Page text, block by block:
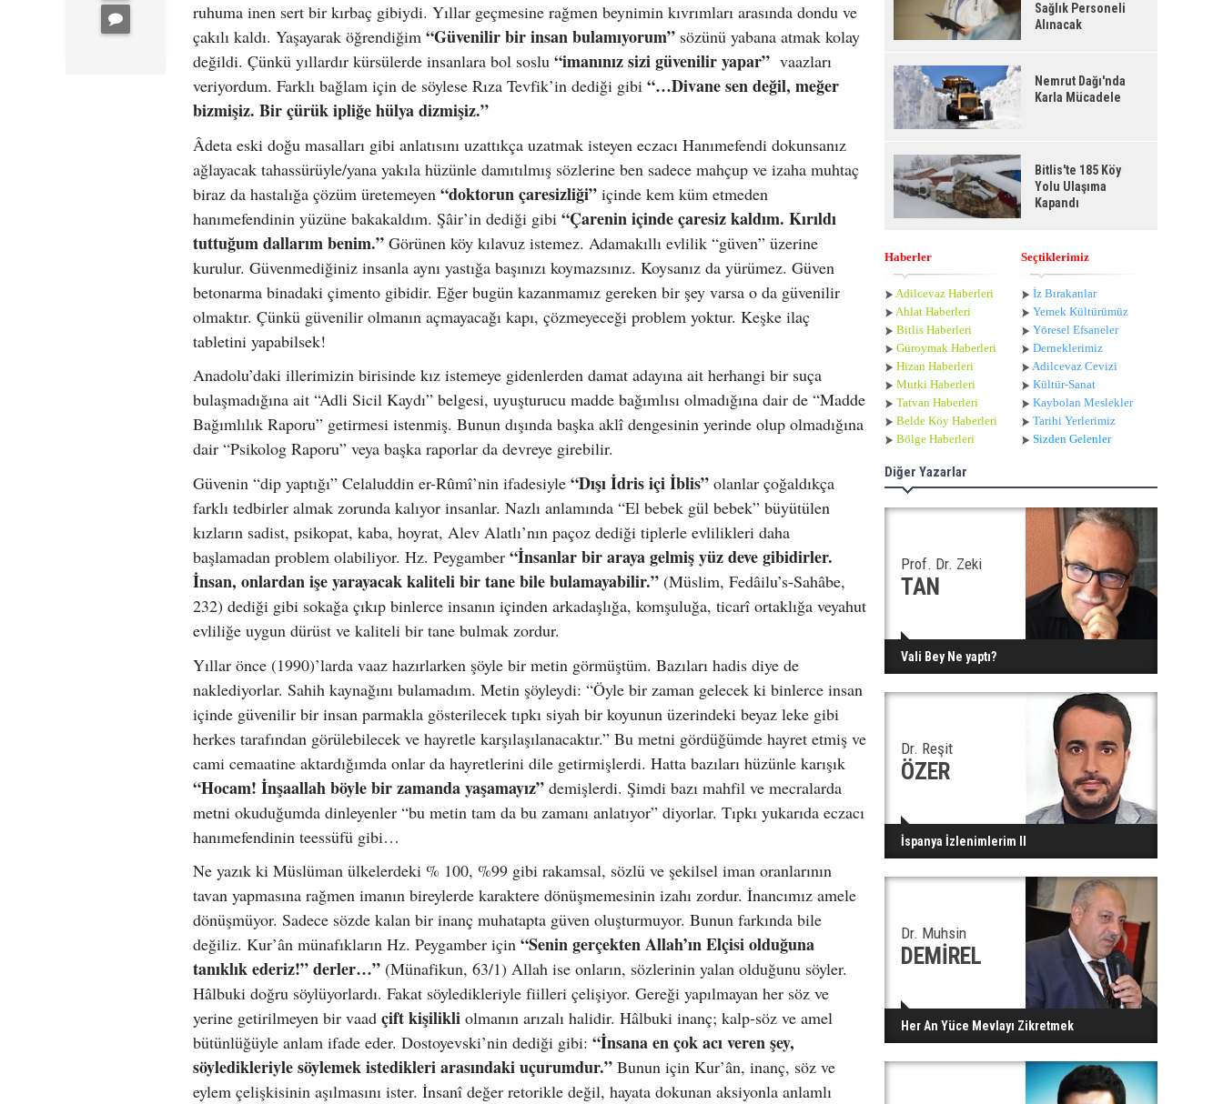
ruhuma inen sert bir kırbaç gibiydi. Yıllar geçmesine rağmen beynimin kıvrımları arasında dondu ve
çakılı kaldı. Yaşayarak öğrendiğim “Güvenilir bir insan bulamıyorum” sözünü yabana atmak kolay
değildi. Çünkü yıllardır kürsülerde insanlara bol soslu “imanınız sizi güvenilir yapar” vaazları
veriyordum. Farklı bağlam için de söylese Rıza Tevfik’in dediği gibi “…Divane sen değil, meğer
bizmişiz. Bir çürük ipliğe hülya dizmişiz.”
Âdeta eski doğu masalları gibi anlatısını uzattıkça uzatmak isteyen eczacı Hanımefendi dokunsanız
ağlayacak tahassürüyle/yana yakıla hüzünle damıtılmış sözlerine ben sadece mahçup ve izaha muhtaç
biraz da hastalığa çözüm üretemeyen “doktorun çaresizliği” içinde kem küm etmeden
hanımefendinin yüzüne bakakaldım. Şâir’in dediği gibi “Çarenin içinde çaresiz kaldım. Kırıldı
tuttuğum dallarım benim.” Görünen köy kılavuz istemez. Adamakıllı evlilik “güven” üzerine
kurulur. Güvenmediğiniz insanla aynı yastığa başınızı koymazsınız. Koysanız da yürümez. Güven
betonarma binadaki çimento gibidir. Eğer bugün kazanmamız gereken bir şey varsa o da güvenilir
olmaktır. Çünkü güvenilir olmanın açmayacağı kapı, çözmeyeceği problem yoktur. Keşke ilaç
tabletini yapabilsek!
Anadolu’daki illerimizin birisinde kız istemeye gidenlerden damat adayına ait herhangi bir suça
bulaşmadığına ait “Adli Sicil Kaydı” belgesi, uyuşturucu madde bağımlısı olmadığına dair de “Madde
Bağımlılık Raporu” getirmesi istenmiş. Bunun dışında başka aklî dengesinin yerinde olup olmadığına
dair “Psikolog Raporu” veya başka raporlar da devreye girebilir.
Güvenin “dip yaptığı” Celaluddin er-Rûmî’nin ifadesiyle “Dışı İdris içi İblis” olanlar çoğaldıkça
farklı tedbirler almak zorunda kalıyor insanlar. Nazlı anlamında “El bebek gül bebek” büyütülen
kızların sadist, psikopat, kaba, hoyrat, Alev Alatlı’nın paçoz dediği tiplerle evlilikleri daha
başlamadan problem olabiliyor. Hz. Peygamber “İnsanlar bir araya gelmiş yüz deve gibidirler.
İnsan, onlardan işe yarayacak kaliteli bir tane bile bulamayabilir.” (Müslim, Fedâilu’s-Sahâbe,
232) dediği gibi sokağa çıkıp binlerce insanın içinden arkadaşlığa, komşuluğa, ticarî ortaklığa veyahut
evliliğe uygun dürüst ve kaliteli bir tane bulmak zordur.
Yıllar önce (1990)’larda vaaz hazırlarken şöyle bir metin görmüştüm. Bazıları hadis diye de
naklediyorlar. Sahih kaynağını bulamadım. Metin şöyleydi: “Öyle bir zaman gelecek ki binlerce insan
içinde güvenilir bir insan parmakla gösterilecek tıpkı siyah bir koyunun üzerindeki beyaz leke gibi
herkes tarafından görülebilecek ve hayretle karşılaşılanacaktır.” Bu metni gördüğümde hayret etmiş ve
cami cemaatine aktardığımda onlar da hayretlerini dile getirmişlerdi. Hatta bazıları hüzünle karışık
“Hocam! İnşaallah böyle bir zamanda yaşamayız” demişlerdi. Şimdi bazı mahfil ve mecralarda
metni okuduğumda dinleyenler “bu metin tam da bu zamanı anlatıyor” diyorlar. Tıpkı yukarıda eczacı
hanımefendinin teessüfü gibi…
Ne yazık ki Müslüman ülkelerdeki % 100, %99 gibi rakamsal, sözlü ve şekilsel iman oranlarının
tavan yapmasına rağmen imanın bireylerde karaktere dönüşmemesinin izahı zordur. İnancımız amele
dönüşmüyor. Sadece sözde kalan bir inanç muhatapta güven oluşturmuyor. Bunun farkında bile
değiliz. Kur’ân münafıkların Hz. Peygamber için “Senin gerçekten Allah’ın Elçisi olduğuna
tanıklık ederiz!” derler…” (Münafikun, 63/1) Allah ise onların, sözlerinin yalan olduğunu söyler.
Hâlbuki doğru söylüyorlardı. Fakat söyledikleriyle fiilleri çelişiyor. Gereği yapılmayan her söz ve
yerine getirilmeyen bir vaad çift kişilikli olmanın arızalı halidir. Hâlbuki inanç; kalp-söz ve amel
bütünlüğüyle anlam ifade eder. Dostoyevski’nin dediği gibi: “İnsana en çok acı veren şey,
söyledikleriyle söylemek istedikleri arasındaki uçurumdur.” Bunun için Kur’ân, inanç, söz ve
eylem çelişkisinin aşılmasını ister. İnsanî değer retorikle değil, hayata dokunan aksiyonla anlamlı
Sağlık Personeli
Alınacak
Nemrut Dağı'nda
Karla Mücadele
Bitlis'te 185 Köy
Yolu Ulaşıma
Kapandı
Haberler
Adilcevaz Haberleri
Ahlat Haberleri
Bitlis Haberleri
Güroymak Haberleri
Hizan Haberleri
Mutki Haberleri
Tatvan Haberleri
Belde Köy Haberleri
Bölge Haberleri
Seçtiklerimiz
İz Bırakanlar
Yemek Kültürümüz
Yöresel Efsaneler
Derneklerimiz
Adilcevaz Cevizi
Kültür-Sanat
Kaybolan Meslekler
Tarihi Yerlerimiz
Sizden Gelenler
Diğer Yazarlar
Prof. Dr. Zeki
TAN
Vali Bey Ne yaptı?
Dr. Reşit
ÖZER
İspanya İzlenimlerim II
Dr. Muhsin
DEMİREL
Her An Yüce Mevlayı Zikretmek